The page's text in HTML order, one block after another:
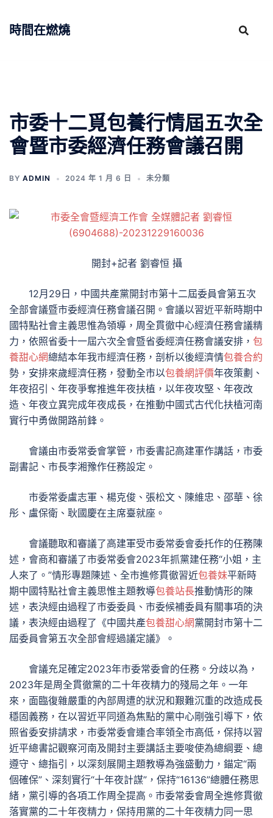
時間在燃燒
市委十二覓包養行情屆五次全
會暨市委經濟任務會議召開
BY ADMIN 2024 年 1 月 6 日 未分類
開封+記者 劉睿恒 攝
12月29日，中國共產黨開封市第十二屆委員會第五次
全部會議暨市委經濟任務會議召開。會議以習近平新時期中
國特點社會主義思惟為領導，周全貫徹中心經濟任務會議精
力，依照省委十一屆六次全會暨省委經濟任務會議安排， 包
養甜心網總結本年我市經濟任務，剖析以後經濟情包養合約
勢，安排來歲經濟任務，發動全市以包養網評價年夜策劃、
年夜招引、年夜爭奪推進年夜扶植，以年夜攻堅、年夜改
造、年夜立異完成年夜成長，在推動中國式古代化扶植河南
實行中勇做開路前鋒。
會議由市委常委會掌管，市委書記高建軍作講話，市委
副書記、市長李湘豫作任務設定。
市委常委盧志軍、楊克俊、張松文、陳維忠、邵華、徐
彤、盧保衛、耿國慶在主席臺就座。
會議聽取和審議了高建軍受市委常委會委托作的任務陳
述，會商和審議了市委常委會2023年抓黨建任務“小姐，主
人來了。”情形專題陳述、全市進修貫徹習近包養妹平新時
期中國特點社會主義思惟主題教導包養站長推動情形的陳
述，表決經由過程了市委委員、市委候補委員有關事項的決
議，表決經由過程了《中國共產包養甜心網黨開封市第十二
屆委員會第五次全部會經過議定議》。
會議充足確定2023年市委常委會的任務。分歧以為，
2023年是周全貫徹黨的二十年夜精力的殘局之年。一年
來，面臨復雜嚴重的內部周遭的狀況和艱難沉重的改造成長
穩固義務，在以習近平同道為焦點的黨中心剛強引導下，依
照省委安排請求，市委常委會連合率領全市高低，保持以習
近平總書記觀察河南及開封主要講話主要唆使為總綱要、總
遵守、總指引，以深刻展開主題教導為強盛動力，錨定“兩
個確保”、深刻實行“十年夜計謀”，保持“16136”總體任務思
緒，黨引導的各項工作周全提高。市委常委會周全進修貫徹
落實黨的二十年夜精力，保持用黨的二十年夜精力同一思